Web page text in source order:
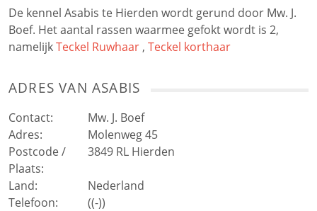
De kennel Asabis te Hierden wordt gerund door Mw. J.
Boef. Het aantal rassen waarmee gefokt wordt is 2,
namelijkTeckel Ruwhaar , Teckel korthaar
ADRES VAN ASABIS
Contact:
Mw. J. Boef
Adres:
Molenweg 45
Postcode /
Plaats:
3849 RL Hierden
Land:
Nederland
Telefoon:
((-))